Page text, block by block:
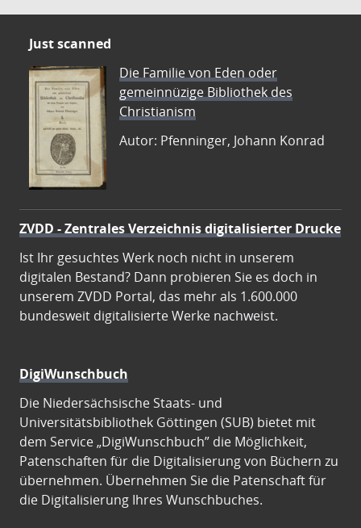
Just scanned
Die Familie von Eden oder
gemeinnüzige Bibliothek des
Christianism
Autor: Pfenninger, Johann Konrad
ZVDD - Zentrales Verzeichnis digitalisierter Drucke
Ist Ihr gesuchtes Werk noch nicht in unserem
digitalen Bestand? Dann probieren Sie es doch in
unserem ZVDD Portal, das mehr als 1.600.000
bundesweit digitalisierte Werke nachweist.
DigiWunschbuch
Die Niedersächsische Staats- und
Universitätsbibliothek Göttingen (SUB) bietet mit
dem Service „DigiWunschbuch” die Möglichkeit,
Patenschaften für die Digitalisierung von Büchern zu
übernehmen. Übernehmen Sie die Patenschaft für
die Digitalisierung Ihres Wunschbuches.